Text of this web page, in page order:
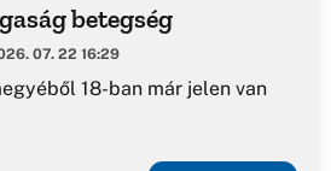
betegség
07. 22 16:29
18-ban már jelen van